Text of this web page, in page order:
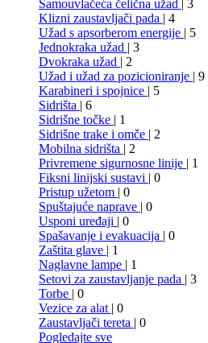
Samouvlačeća čelična užad | 3
Klizni zaustavljači pada | 4
Užad s apsorberom energije | 5
Jednokraka užad | 3
Dvokraka užad | 2
Užad i užad za pozicioniranje | 9
Karabineri i spojnice | 5
Sidrišta | 6
Sidrišne točke | 1
Sidrišne trake i omče | 2
Mobilna sidrišta | 2
Privremene sigurnosne linije | 1
Fiksni linijski sustavi | 0
Pristup užetom | 0
Spuštajuće naprave | 0
Usponi uređaji | 0
Spašavanje i evakuacija | 0
Zaštita glave | 1
Naglavne lampe | 1
Setovi za zaustavljanje pada | 3
Torbe | 0
Vezice za alat | 0
Zaustavljači tereta | 0
Pogledajte sve